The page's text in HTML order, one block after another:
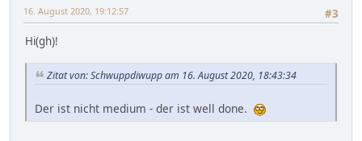
#3
16. August 2020, 19:12:57
Hi(gh)!
Zitat von: Schwuppdiwupp am 16. August 2020, 18:43:34
Der ist nicht medium - der ist well done.